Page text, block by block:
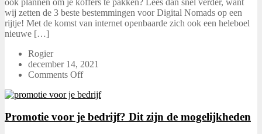
wij zetten de 3 beste bestemmingen voor Digital Nomads op een
rijtje! Met de komst van internet openbaarde zich ook een heleboel
nieuwe […]
Rogier
december 14, 2021
Comments Off
Promotie voor je bedrijf? Dit zijn de mogelijkheden